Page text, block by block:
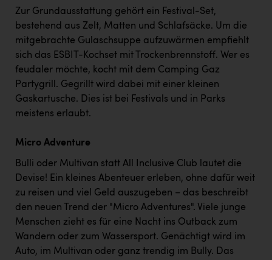
Zur Grundausstattung gehört ein Festival-Set,
bestehend aus Zelt, Matten und Schlafsäcke. Um die
mitgebrachte Gulaschsuppe aufzuwärmen empfiehlt
sich das ESBIT-Kochset mit Trockenbrennstoff. Wer es
feudaler möchte, kocht mit dem Camping Gaz
Partygrill. Gegrillt wird dabei mit einer kleinen
Gaskartusche. Dies ist bei Festivals und in Parks
meistens erlaubt.
Micro Adventure
Bulli oder Multivan statt All Inclusive Club lautet die
Devise! Ein kleines Abenteuer erleben, ohne dafür weit
zu reisen und viel Geld auszugeben – das beschreibt
den neuen Trend der "Micro Adventures". Viele junge
Menschen zieht es für eine Nacht ins Outback zum
Wandern oder zum Wassersport. Genächtigt wird im
Auto, im Multivan oder ganz trendig im Bully. Das